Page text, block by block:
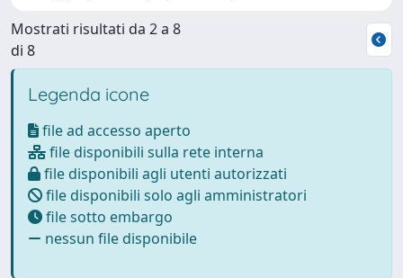
Mostrati risultati da 2 a 8
di 8
Legenda icone
file ad accesso aperto
file disponibili sulla rete interna
file disponibili agli utenti autorizzati
file disponibili solo agli amministratori
file sotto embargo
nessun file disponibile